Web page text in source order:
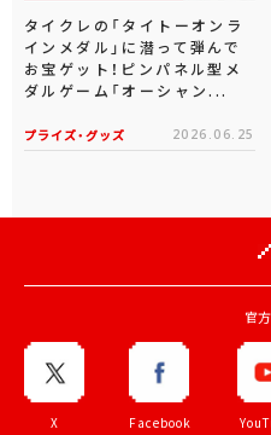
タイクレの「タイトーオンラ
インメダル」に潜って弾んで
お宝ゲット！ピンパネル型メ
ダルゲーム「オーシャン...
プライズ・グッズ 2026.06.25
官
X Facebook